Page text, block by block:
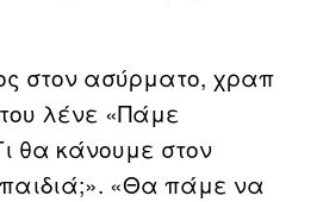
στον ασύρματο, χραπ
λένε «Πάμε
θα κάνουμε στον
«Θα πάμε να